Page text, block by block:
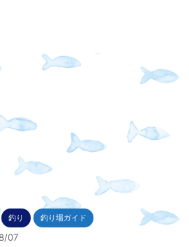
釣り 釣り場ガイド
07